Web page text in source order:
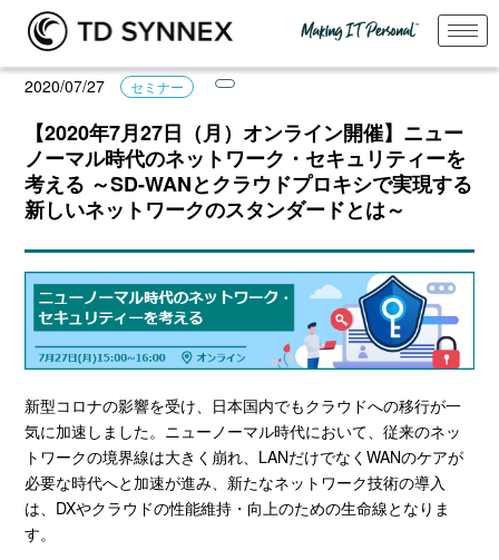
2020/07/27 セミナー
【2020年7月27日（月）オンライン開催】ニュー
ノーマル時代のネットワーク・セキュリティーを
考える ～SD-WANとクラウドプロキシで実現する
新しいネットワークのスタンダードとは～
新型コロナの影響を受け、日本国内でもクラウドへの移行が一
気に加速しました。ニューノーマル時代において、従来のネッ
トワークの境界線は大きく崩れ、LANだけでなくWANのケアが
必要な時代へと加速が進み、新たなネットワーク技術の導入
は、DXやクラウドの性能維持・向上のための生命線となりま
す。